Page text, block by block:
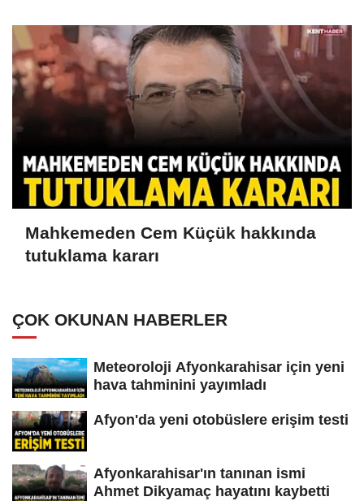
Mahkemeden Cem Küçük hakkında
tutuklama kararı
ÇOK OKUNAN HABERLER
Meteoroloji Afyonkarahisar için yeni
hava tahminini yayımladı
Afyon'da yeni otobüslere erişim testi
Afyonkarahisar'ın tanınan ismi
Ahmet Dikyamaç hayatını kaybetti